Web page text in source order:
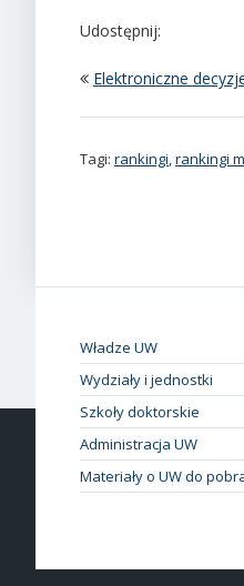
Udostępnij:
Elektroniczne
Tagi: rankingi,rankingi
Władze UW
Wydziały i jednostki
Szkoły doktorskie
Administracja UW
Materiały o UW do